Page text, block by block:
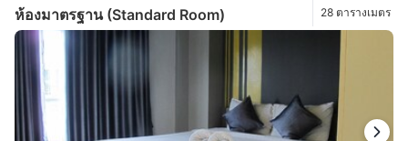
ห้องมาตรฐาน (Standard Room) 28 ตารางเมตร